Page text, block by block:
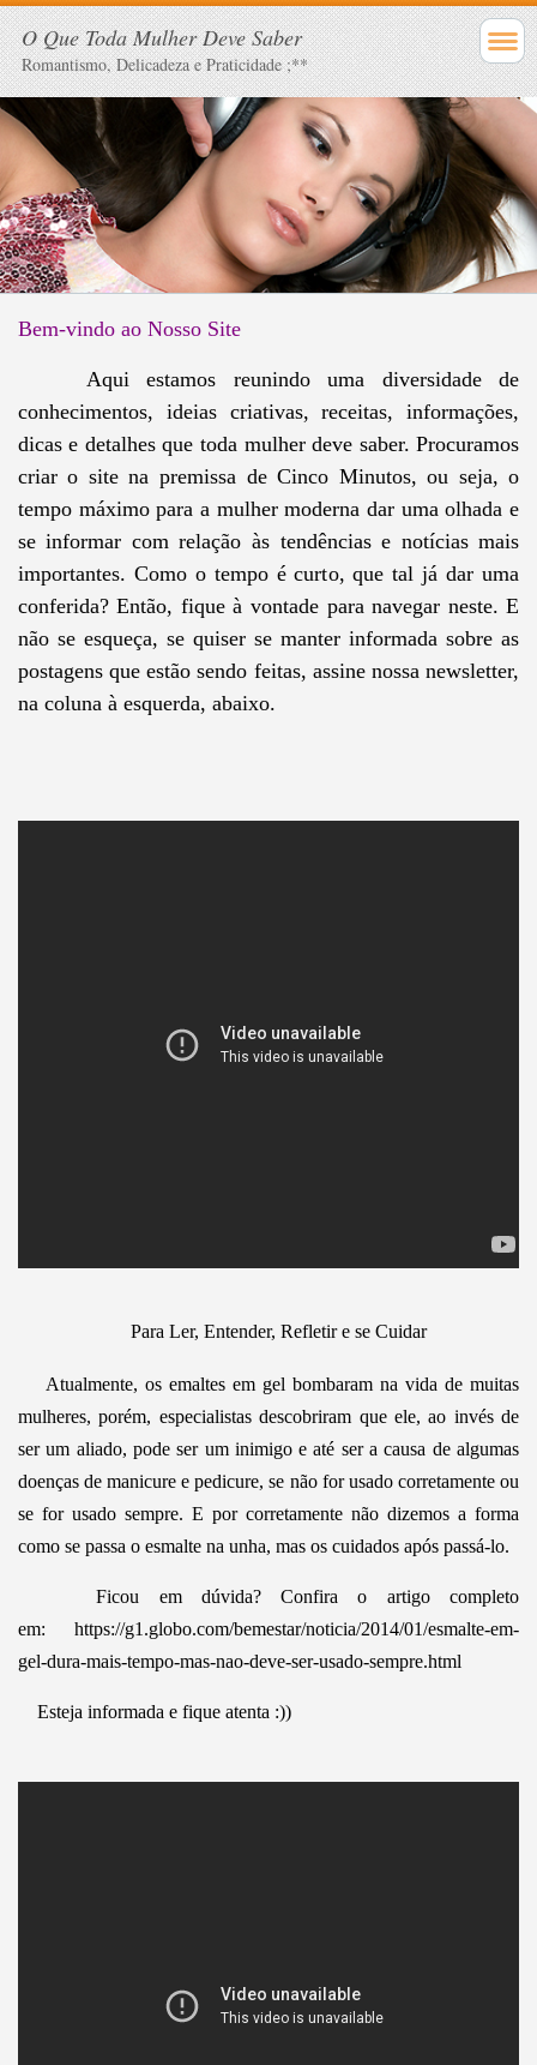
O Que Toda Mulher Deve Saber
Romantismo, Delicadeza e Praticidade ;**
Bem-vindo ao Nosso Site
Aqui estamos reunindo uma diversidade de
conhecimentos, ideias criativas, receitas, informações,
dicas e detalhes que toda mulher deve saber. Procuramos
criar o site na premissa de Cinco Minutos, ou seja, o
tempo máximo para a mulher moderna dar uma olhada e
se informar com relação às tendências e notícias mais
importantes. Como o tempo é curto, que tal já dar uma
conferida? Então, fique à vontade para navegar neste. E
não se esqueça, se quiser se manter informada sobre as
postagens que estão sendo feitas, assine nossa newsletter,
na coluna à esquerda, abaixo.
Para Ler, Entender, Refletir e se Cuidar
Atualmente, os emaltes em gel bombaram na vida de muitas
mulheres, porém, especialistas descobriram que ele, ao invés de
ser um aliado, pode ser um inimigo e até ser a causa de algumas
doenças de manicure e pedicure, se não for usado corretamente ou
se for usado sempre. E por corretamente não dizemos a forma
como se passa o esmalte na unha, mas os cuidados após passá-lo.
Ficou em dúvida? Confira o artigo completo
em: https://g1.globo.com/bemestar/noticia/2014/01/esmalte-em-
gel-dura-mais-tempo-mas-nao-deve-ser-usado-sempre.html
Esteja informada e fique atenta :))